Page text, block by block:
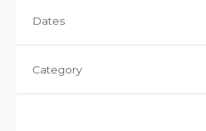
Dates
Category